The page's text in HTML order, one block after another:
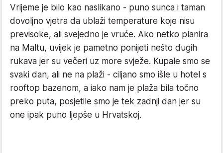
Vrijeme je bilo kao naslikano - puno sunca i taman
dovoljno vjetra da ublaži temperature koje nisu
previsoke, ali svejedno je vruće. Ako netko planira
na Maltu, uvijek je pametno ponijeti nešto dugih
rukava jer su večeri uz more svježe. Kupale smo se
svaki dan, ali ne na plaži - ciljano smo išle u hotel s
rooftop bazenom, a iako nam je plaža bila točno
preko puta, posjetile smo je tek zadnji dan jer su
one ipak puno ljepše u Hrvatskoj.